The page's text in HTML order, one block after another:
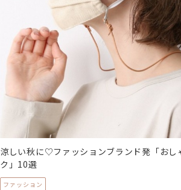
涼しい秋に♡ファッションブランド発「おし
ク」10選
ファッション